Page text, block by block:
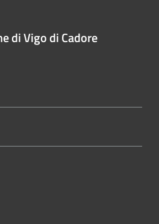
di Vigo di Cadore